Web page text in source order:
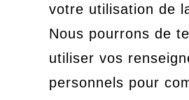
votre utilisation de
Nous pourrons de
utiliser vos
personnels pour